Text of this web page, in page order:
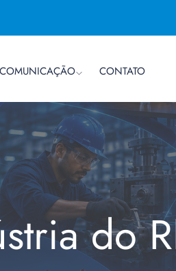
COMUNICAÇÃO CONTATO
do